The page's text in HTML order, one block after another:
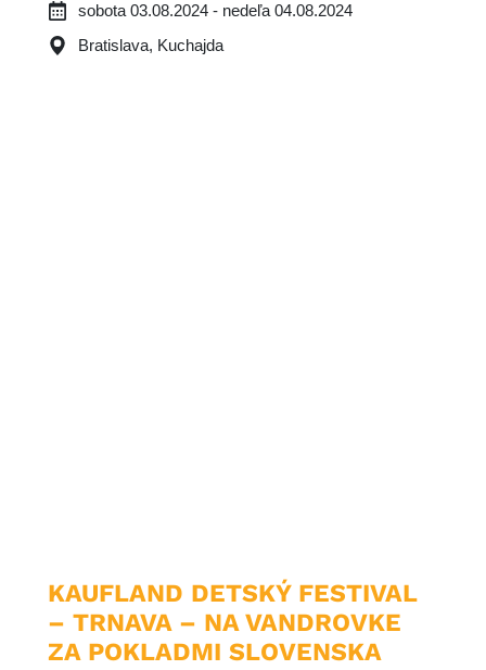
sobota 03.08.2024 - nedeľa 04.08.2024
Bratislava, Kuchajda
KAUFLAND DETSKÝ FESTIVAL
– TRNAVA – NA VANDROVKE
ZA POKLADMI SLOVENSKA